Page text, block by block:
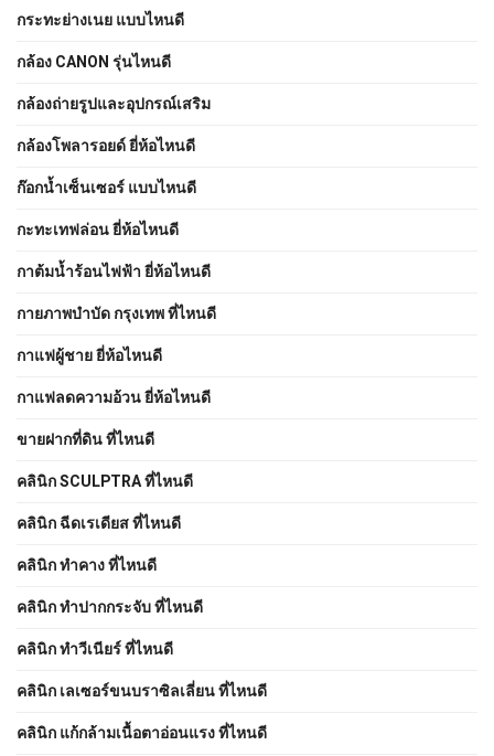
กระทะย่างเนย แบบไหนดี
กล้อง CANON รุ่นไหนดี
กล้องถ่ายรูปและอุปกรณ์เสริม
กล้องโพลารอยด์ ยี่ห้อไหนดี
ก๊อกน้ำเซ็นเซอร์ แบบไหนดี
กะทะเทฟล่อน ยี่ห้อไหนดี
กาต้มน้ำร้อนไฟฟ้า ยี่ห้อไหนดี
กายภาพบําบัด กรุงเทพ ที่ไหนดี
กาแฟผู้ชาย ยี่ห้อไหนดี
กาแฟลดความอ้วน ยี่ห้อไหนดี
ขายฝากที่ดิน ที่ไหนดี
คลินิก SCULPTRA ที่ไหนดี
คลินิก ฉีดเรเดียส ที่ไหนดี
คลินิก ทำคาง ที่ไหนดี
คลินิก ทำปากกระจับ ที่ไหนดี
คลินิก ทำวีเนียร์ ที่ไหนดี
คลินิก เลเซอร์ขนบราซิลเลี่ยน ที่ไหนดี
คลินิก แก้กล้ามเนื้อตาอ่อนแรง ที่ไหนดี